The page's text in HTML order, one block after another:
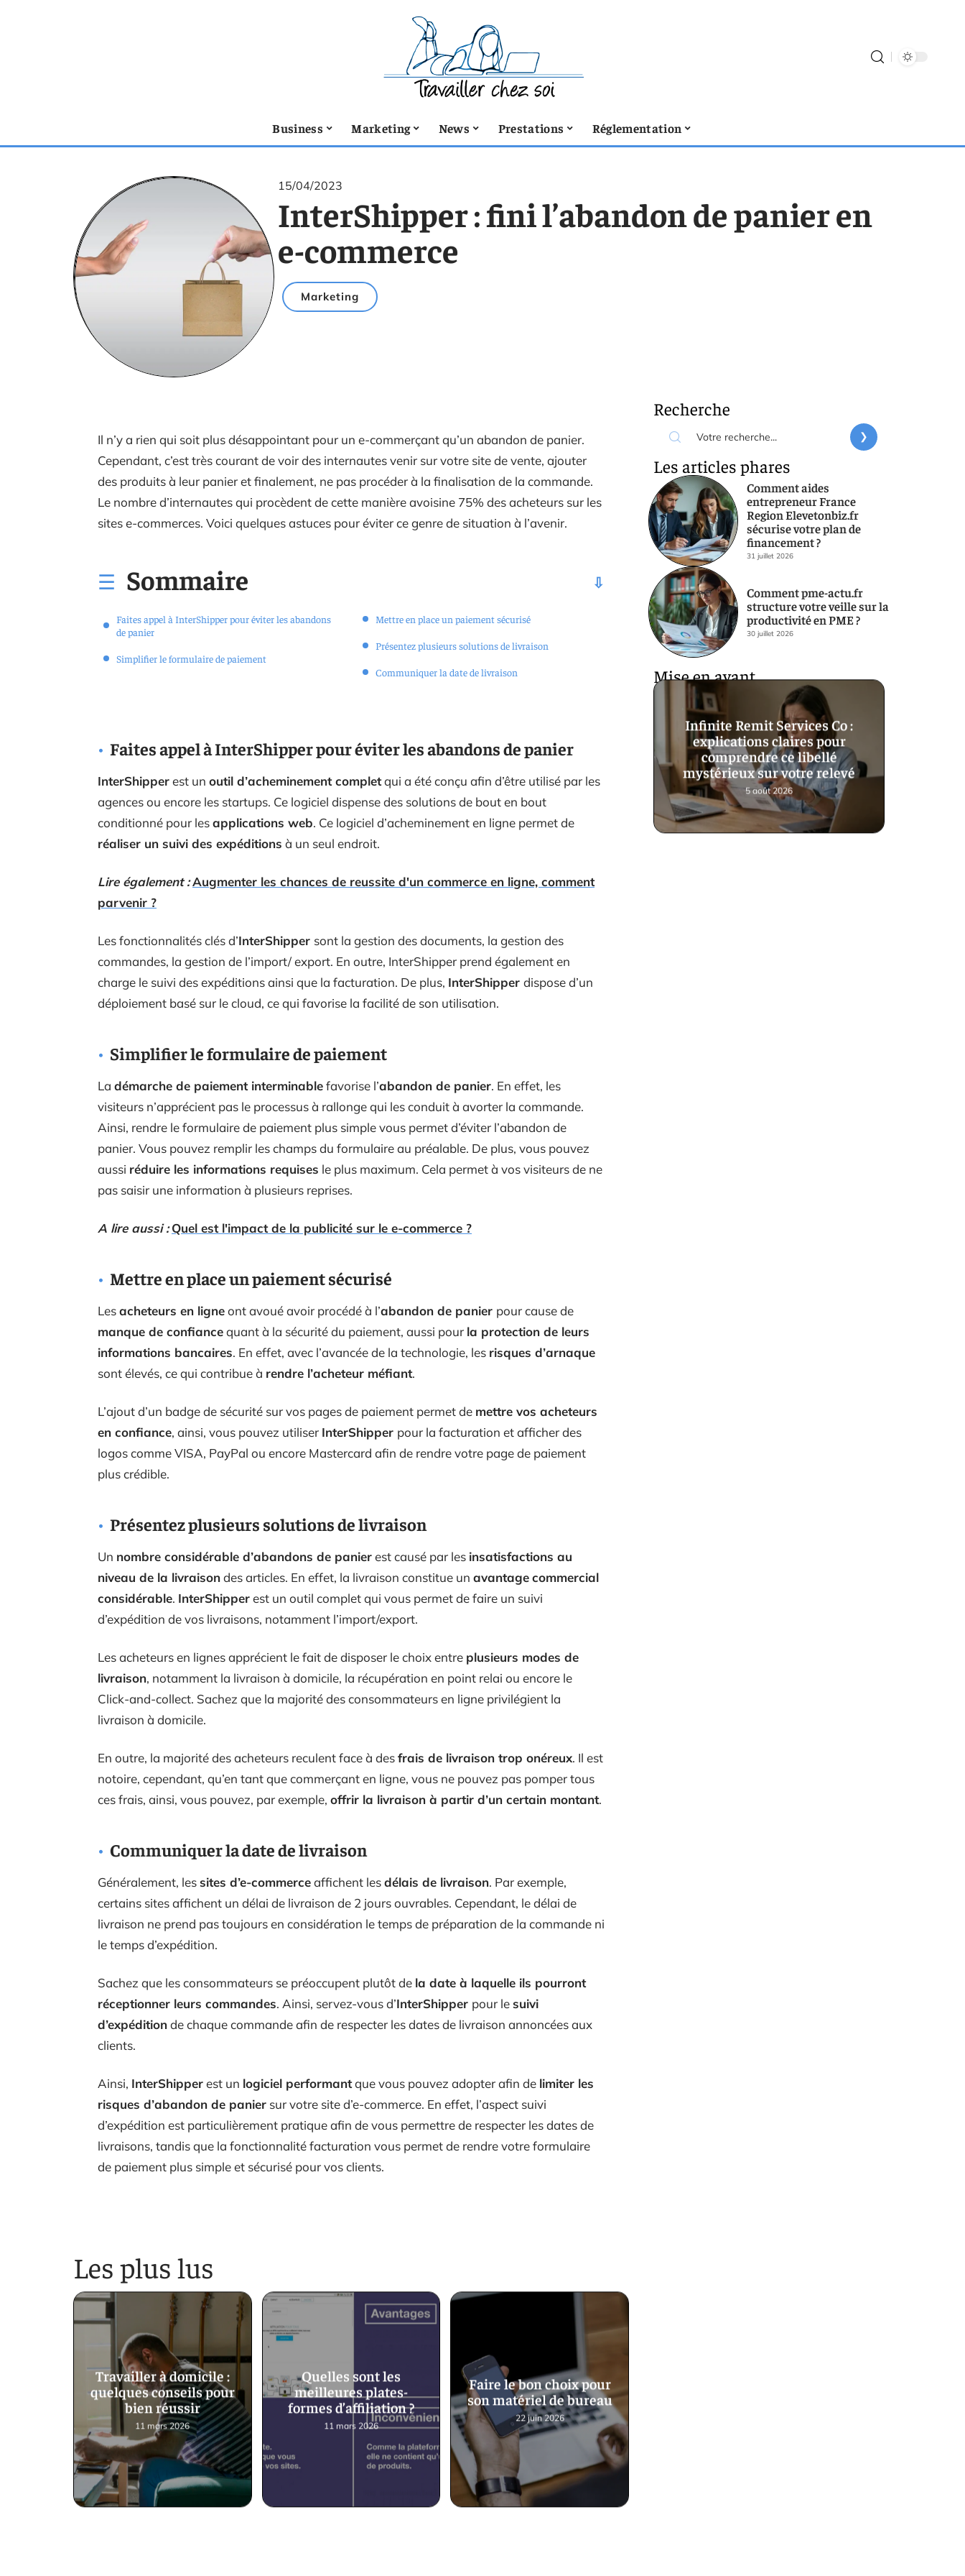
Business Marketing News Prestations Réglementation
15/04/2023
InterShipper : fini l’abandon de panier en
e-commerce
Marketing
Il n’y a rien qui soit plus désappointant pour un e-commerçant qu’un abandon de panier.
Cependant, c’est très courant de voir des internautes venir sur votre site de vente, ajouter
des produits à leur panier et finalement, ne pas procéder à la finalisation de la commande.
Le nombre d’internautes qui procèdent de cette manière avoisine 75% des acheteurs sur les
sites e-commerces. Voici quelques astuces pour éviter ce genre de situation à l’avenir.
Sommaire
Faites appel à InterShipper pour éviter les abandons
de panier
Simplifier le formulaire de paiement
Mettre en place un paiement sécurisé
Présentez plusieurs solutions de livraison
Communiquer la date de livraison
Faites appel à InterShipper pour éviter les abandons de panier
InterShipperest un outil d’acheminement completqui a été conçu afin d’être utilisé par les
agences ou encore les startups. Ce logiciel dispense des solutions de bout en bout
conditionné pour lesapplications web. Ce logiciel d’acheminement en ligne permet de
réaliser un suivi des expéditions à un seul endroit.
Lire également :Augmenter les chances de reussite d'un commerce en ligne, comment
parvenir ?
Les fonctionnalités clés d’InterShipper sont la gestion des documents, la gestion des
commandes, la gestion de l’import/ export. En outre, InterShipper prend également en
charge le suivi des expéditions ainsi que la facturation. De plus, InterShipper dispose d’un
déploiement basé sur le cloud, ce qui favorise la facilité de son utilisation.
Simplifier le formulaire de paiement
La démarche de paiement interminablefavorise l’abandon de panier. En effet, les
visiteurs n’apprécient pas le processus à rallonge qui les conduit à avorter la commande.
Ainsi, rendre le formulaire de paiement plus simple vous permet d’éviter l’abandon de
panier. Vous pouvez remplir les champs du formulaire au préalable. De plus, vous pouvez
aussi réduire les informations requises le plus maximum. Cela permet à vos visiteurs de ne
pas saisir une information à plusieurs reprises.
A lire aussi : Quel est l'impact de la publicité sur le e-commerce ?
Mettre en place un paiement sécurisé
Lesacheteurs en ligneont avoué avoir procédé à l’abandon de panier pour cause de
manque de confiancequant à la sécurité du paiement, aussi pour la protection de leurs
informations bancaires. En effet, avec l’avancée de la technologie, les risques d’arnaque
sont élevés, ce qui contribue à rendre l’acheteur méfiant.
L’ajout d’un badge de sécurité sur vos pages de paiement permet de mettre vos acheteurs
en confiance, ainsi, vous pouvez utiliser InterShipper pour la facturation et afficher des
logos comme VISA, PayPal ou encore Mastercard afin de rendre votre page de paiement
plus crédible.
Présentez plusieurs solutions de livraison
Un nombre considérable d’abandons de panierest causé par les insatisfactions au
niveau de la livraisondes articles. En effet, la livraison constitue un avantagecommercial
considérable. InterShipperest un outil complet qui vous permet de faire un suivi
d’expédition de vos livraisons, notamment l’import/export.
Les acheteurs en lignes apprécient le fait de disposer le choix entre plusieurs modes de
livraison, notamment la livraison à domicile, la récupération en point relai ou encore le
Click-and-collect. Sachez que la majorité des consommateurs en ligne privilégient la
livraison à domicile.
En outre, la majorité des acheteurs reculent face à desfrais de livraison trop onéreux. Il est
notoire, cependant, qu’en tant que commerçant en ligne, vous ne pouvez pas pomper tous
ces frais, ainsi, vous pouvez, par exemple, offrir la livraison à partir d’un certain montant.
Communiquer la date de livraison
Généralement, lessites d’e-commerceaffichent lesdélais de livraison. Par exemple,
certains sites affichent un délai de livraison de 2 jours ouvrables. Cependant, le délai de
livraison ne prend pas toujours en considération le temps de préparation de la commande ni
le temps d’expédition.
Sachez que les consommateurs se préoccupent plutôt de la date à laquelle ils pourront
réceptionner leurs commandes. Ainsi, servez-vous d’InterShipper pour lesuivi
d’expéditionde chaque commande afin de respecter les dates de livraison annoncées aux
clients.
Ainsi, InterShipperest un logiciel performantque vous pouvez adopter afin de limiter les
risques d’abandon de panier sur votre site d’e-commerce. En effet, l’aspect suivi
d’expédition est particulièrement pratique afin de vous permettre de respecter les dates de
livraisons, tandis que la fonctionnalité facturation vous permet de rendre votre formulaire
de paiement plus simple et sécurisé pour vos clients.
Les plus lus
Travailler à domicile :
quelques conseils pour
bien réussir
11 mars 2026
Quelles sont les
meilleures plates-
formes d’affiliation ?
11 mars 2026
Faire le bon choix pour
son matériel de bureau
22 juin 2026
Recherche
Les articles phares
Comment aides
entrepreneur France
Region Elevetonbiz.fr
sécurise votre plan de
financement ?
31 juillet 2026
Comment pme-actu.fr
structure votre veille sur la
productivité en PME ?
30 juillet 2026
Mise en avant
Infinite Remit Services Co :
explications claires pour
comprendre ce libellé
mystérieux sur votre relevé
5 août 2026